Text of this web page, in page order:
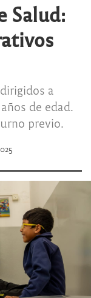
Salud:
a
de edad.
previo.